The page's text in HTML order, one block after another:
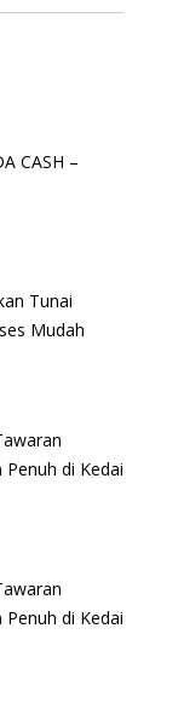
CASH –
Tunai
Mudah
di Kedai
di Kedai